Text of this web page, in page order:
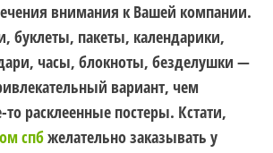
внимания к Вашей компании.
буклеты, пакеты, календарики,
часы, блокноты, безделушки —
вариант, чем
расклеенные постеры. Кстати,
спбжелательно заказывать у